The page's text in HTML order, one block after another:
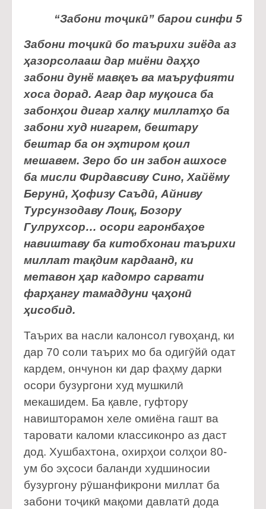
“Забони тоҷикӣ” барои синфи 5
Забони тоҷикӣ бо таърихи зиёда аз
ҳазорсолааш дар миёни даҳҳо
забони дунё мавқеъ ва маъруфияти
хоса дорад. Агар дар муқоиса ба
забонҳои дигар халқу миллатҳо ба
забони худ нигарем, бештару
бештар ба он эҳтиром қоил
мешавем. Зеро бо ин забон ашхосе
ба мисли Фирдавсиву Сино, Хайёму
Берунӣ, Ҳофизу Саъдӣ, Айниву
Турсунзодаву Лоиқ, Бозору
Гулрухсор… осори гаронбаҳое
навиштаву ба китобхонаи таърихи
миллат тақдим кардаанд, ки
метавон ҳар кадомро сарвати
фарҳангу тамаддуни ҷаҳонӣ
ҳисобид.
Таърих ва насли калонсол гувоҳанд, ки
дар 70 соли таърих мо ба одигӯйӣ одат
кардем, ончунон ки дар фаҳму дарки
осори бузургони худ мушкилӣ
мекашидем. Ба қавле, гуфтору
навишторамон хеле омиёна гашт ва
таровати каломи классиконро аз даст
дод. Хушбахтона, охирҳои солҳои 80-
ум бо эҳсоси баланди худшиносии
бузургону рӯшанфикрони миллат ба
забони тоҷикӣ мақоми давлатӣ дода